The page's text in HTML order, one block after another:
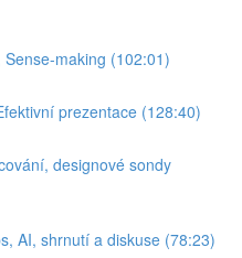
making (102:01)
prezentace (128:40)
designové sondy
AI, shrnutí a diskuse (78:23)